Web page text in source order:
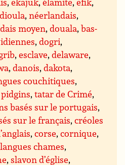
dioula,néerlandais,
moyen,douala,bas-
,dogri,
,esclave,delaware,
,danois,dakota,
couchitiques,
,tatar de Crimé,
basés sur le portugais,
sur le français,créoles
,corse,cornique,
langues chames,
,slavon d’église,